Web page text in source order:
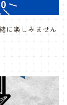
に楽しみません